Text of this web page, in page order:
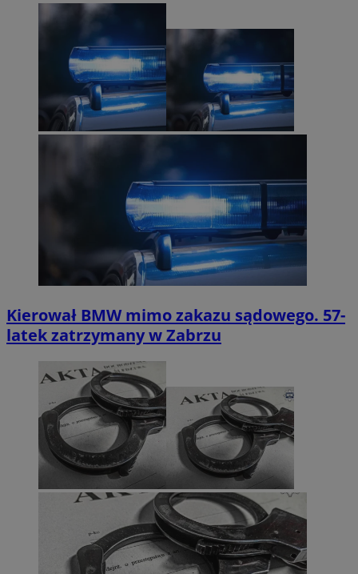
Kierował BMW mimo zakazu sądowego. 57-
latek zatrzymany w Zabrzu